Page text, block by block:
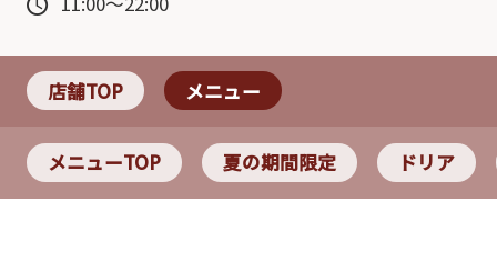
店舗TOP メニュー
メニューTOP 夏の期間限定 ドリア